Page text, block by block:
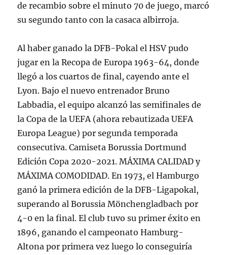
de recambio sobre el minuto 70 de juego, marcó
su segundo tanto con la casaca albirroja.
Al haber ganado la DFB-Pokal el HSV pudo
jugar en la Recopa de Europa 1963-64, donde
llegó a los cuartos de final, cayendo ante el
Lyon. Bajo el nuevo entrenador Bruno
Labbadia, el equipo alcanzó las semifinales de
la Copa de la UEFA (ahora rebautizada UEFA
Europa League) por segunda temporada
consecutiva. Camiseta Borussia Dortmund
Edición Copa 2020-2021. MÁXIMA CALIDAD y
MÁXIMA COMODIDAD. En 1973, el Hamburgo
ganó la primera edición de la DFB-Ligapokal,
superando al Borussia Mönchengladbach por
4-0 en la final. El club tuvo su primer éxito en
1896, ganando el campeonato Hamburg-
Altona por primera vez luego lo conseguiría